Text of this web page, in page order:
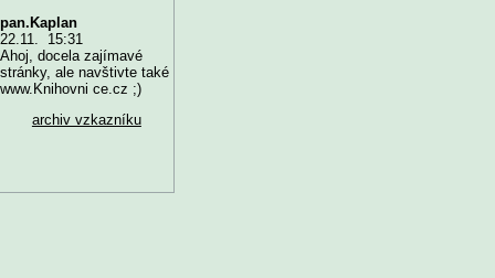
pan.Kaplan
22.11. 15:31
Ahoj, docela zajímavé
stránky, ale navštivte také
www.Knihovni ce.cz ;)
archiv vzkazníku